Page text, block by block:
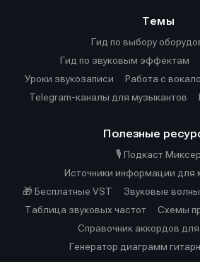
Темы
Гид по выбору
Гид по звуковым эффектам
Уроки звукозаписи
Работа с
Telegram-каналы для музыкантов
Полезные
🎙️ Подкаст Миксер
Источники информации для
🎁 Бесплатные VST
Звуковые
Таблица звуковых частот
Cхемы
Справочник аккордов для
Генератор диаграмм